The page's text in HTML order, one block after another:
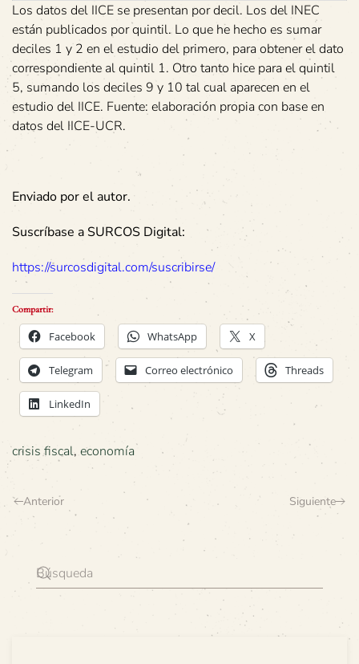
Los datos del IICE se presentan por decil. Los del INEC
están publicados por quintil. Lo que he hecho es sumar
deciles 1 y 2 en el estudio del primero, para obtener el dato
correspondiente al quintil 1. Otro tanto hice para el quintil
5, sumando los deciles 9 y 10 tal cual aparecen en el
estudio del IICE. Fuente: elaboración propia con base en
datos del IICE-UCR.
Enviado por el autor.
Suscríbase a SURCOS Digital:
https://surcosdigital.com/suscribirse/
Compartir:
Facebook WhatsApp X
Telegram Correo electrónico Threads
LinkedIn
crisis fiscal, economía
Anterior Siguiente